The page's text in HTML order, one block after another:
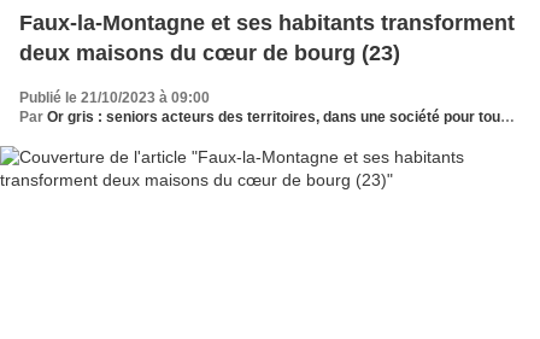
Faux-la-Montagne et ses habitants transforment
deux maisons du cœur de bourg (23)
Publié le 21/10/2023 à 09:00
Par Or gris : seniors acteurs des territoires, dans une société pour tous les âges